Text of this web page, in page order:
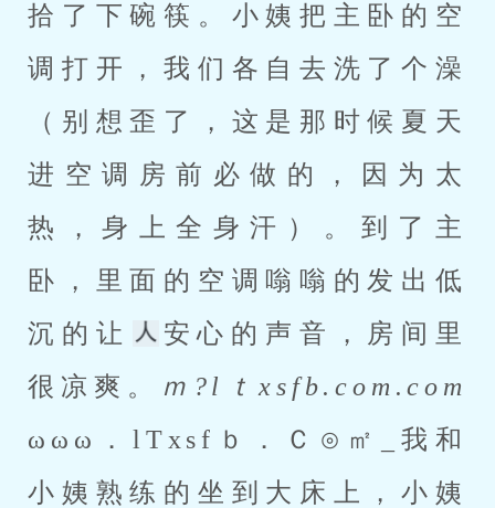
拾了下碗筷。小姨把主卧的空
调打开，我们各自去洗了个澡
（别想歪了，这是那时候夏天
进空调房前必做的，因为太
热，身上全身汗）。到了主
卧，里面的空调嗡嗡的发出低
沉的让
安心的声音，房间里
很凉爽。
ｍ?lｔxsfb.com.com
ωωω．lTxsfｂ．Ｃ⊙㎡_我和
小姨熟练的坐到大床上，小姨